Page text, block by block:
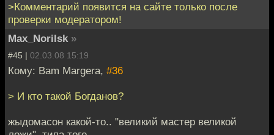
>Комментарий появится на сайте только после
проверки модератором!
Max_Norilsk »
#45 | 02.03.08 15:19
Кому: Bam Margera, #36
> И кто такой Богданов?
жыдомасон какой-то.. "великий мастер великой